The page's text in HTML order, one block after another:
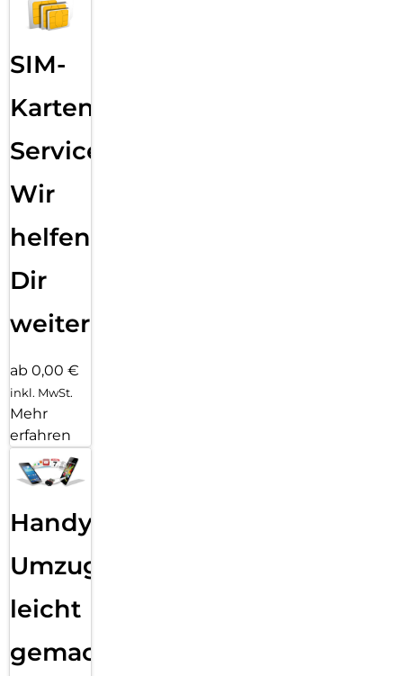
SIM-
Karten
Service:
Wir
helfen
Dir
weiter
ab 0,00 €
inkl. MwSt.
Mehr
erfahren
Handy
Umzug
leicht
gemacht!